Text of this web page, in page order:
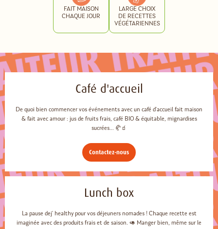
FAIT MAISON
CHAQUE JOUR
LARGE CHOIX
DE RECETTES
VÉGÉTARIENNES
Café d'accueil
De quoi bien commencer vos événements avec un café d'accueil fait maison
& fait avec amour : jus de fruits frais, café BIO & équitable, mignardises
sucrées... 🥐🧃
Contactez-nous
Lunch box
La pause dej' healthy pour vos déjeuners nomades ! Chaque recette est
imaginée avec des produits frais et de saison. 🥑 Manger bien, même sur le